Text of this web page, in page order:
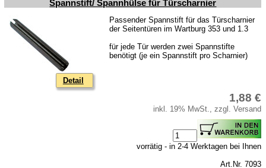
Spannstift/ Spannhülse für Türscharnier
Detail
Passender Spannstift für das Türscharnier
der Seitentüren im Wartburg 353 und 1.3
für jede Tür werden zwei Spannstifte
benötigt (je ein Spannstift pro Scharnier)
1,88 €
inkl. 19% MwSt., zzgl. Versand
vorrätig - in 2-4 Werktagen bei Ihnen
Art.Nr. 7093